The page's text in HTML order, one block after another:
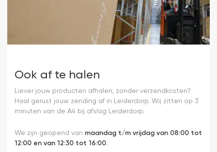
Ook af te halen
Liever jouw producten afhalen, zonder verzendkosten?
Haal gerust jouw zending af in Leiderdorp. Wij zitten op 3
minuten van de A4 bij afslag Leiderdorp.
We zijn geopend van maandag t/m vrijdag van 08:00 tot
12:00 en van 12:30 tot 16:00.